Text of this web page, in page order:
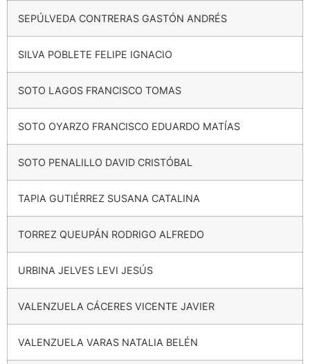
SEPÚLVEDA CONTRERAS GASTÓN ANDRÉS
SILVA POBLETE FELIPE IGNACIO
SOTO LAGOS FRANCISCO TOMAS
SOTO OYARZO FRANCISCO EDUARDO MATÍAS
SOTO PENALILLO DAVID CRISTÓBAL
TAPIA GUTIÉRREZ SUSANA CATALINA
TORREZ QUEUPÁN RODRIGO ALFREDO
URBINA JELVES LEVI JESÚS
VALENZUELA CÁCERES VICENTE JAVIER
VALENZUELA VARAS NATALIA BELÉN